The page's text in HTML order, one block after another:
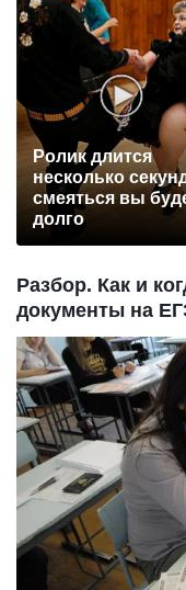
Ролик длится
несколько
смеяться вы
долго
Разбор. Как и
документы на